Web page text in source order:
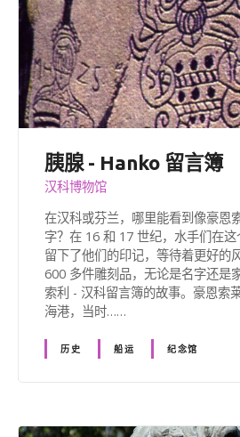
胰腺 - Hanko 留言簿
汉科博物馆
在汉科或芬兰，哪里能看到像豪恩
字？在 16 和 17 世纪，水手们在
留下了他们的印记，等待着更好的
600 多件雕刻品，无论是名字还是
索利 - 汉科留言簿的故事。豪恩索
海港，当时……
历史 船运 纪念馆